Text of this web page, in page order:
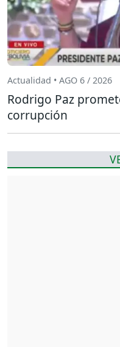
Actualidad • AGO 6 / 2026
Rodrigo Paz
corrupción